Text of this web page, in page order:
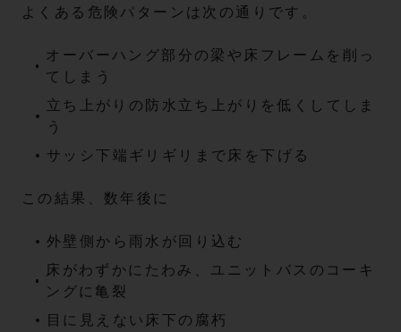
よくある危険パターンは次の通りです。
オーバーハング部分の梁や床フレームを削っ
てしまう
立ち上がりの防水立ち上がりを低くしてしま
う
サッシ下端ギリギリまで床を下げる
この結果、数年後に
外壁側から雨水が回り込む
床がわずかにたわみ、ユニットバスのコーキ
ングに亀裂
目に見えない床下の腐朽